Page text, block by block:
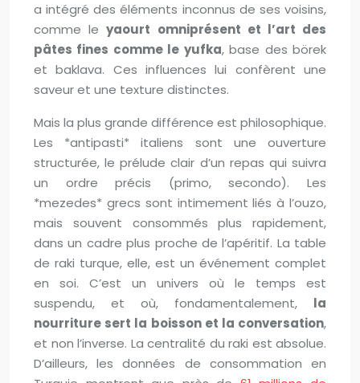
a intégré des éléments inconnus de ses voisins,
comme leyaourt omniprésent et l’art des
pâtes fines comme le yufka, base des börek
et baklava. Ces influences lui confèrent une
saveur et une texture distinctes.
Mais la plus grande différence est philosophique.
Les *antipasti* italiens sont une ouverture
structurée, le prélude clair d’un repas qui suivra
un ordre précis (primo, secondo). Les
*mezedes* grecs sont intimement liés à l’ouzo,
mais souvent consommés plus rapidement,
dans un cadre plus proche de l’apéritif. La table
de raki turque, elle, est un événement complet
en soi. C’est un univers où le temps est
suspendu, et où, fondamentalement, la
nourriture sert la boisson et la conversation,
et non l’inverse. La centralité du raki est absolue.
D’ailleurs, les données de consommation en